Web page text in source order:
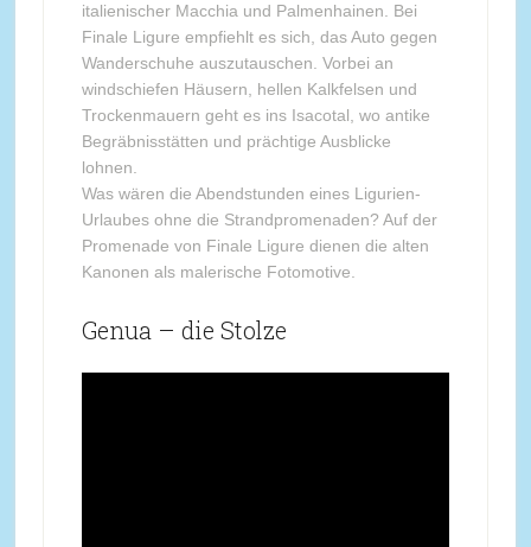
italienischer Macchia und Palmenhainen. Bei
Finale Ligure empfiehlt es sich, das Auto gegen
Wanderschuhe auszutauschen. Vorbei an
windschiefen Häusern, hellen Kalkfelsen und
Trockenmauern geht es ins Isacotal, wo antike
Begräbnisstätten und prächtige Ausblicke
lohnen.
Was wären die Abendstunden eines Ligurien-
Urlaubes ohne die Strandpromenaden? Auf der
Promenade von Finale Ligure dienen die alten
Kanonen als malerische Fotomotive.
Genua – die Stolze